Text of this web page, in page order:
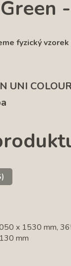
fyzický vzorek
UNI
x 1530 mm,
mm